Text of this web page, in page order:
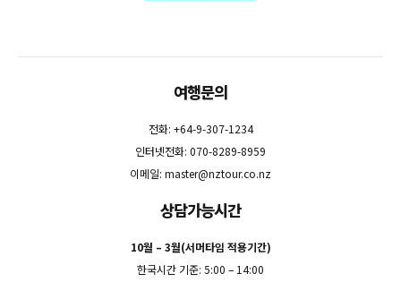
여행문의
전화: +64-9-307-1234
인터넷전화: 070-8289-8959
이메일: master@nztour.co.nz
상담가능시간
10월 – 3월(서머타임 적용기간)
한국시간 기준: 5:00 – 14:00